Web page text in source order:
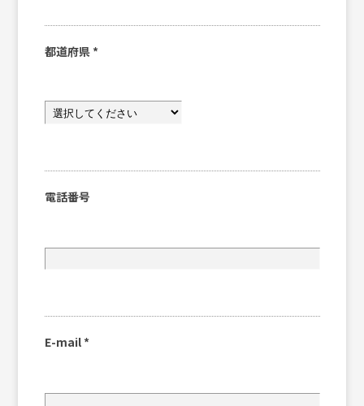
都道府県 *
電話番号
E-mail *